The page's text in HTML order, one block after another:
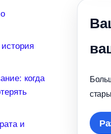
когда
и